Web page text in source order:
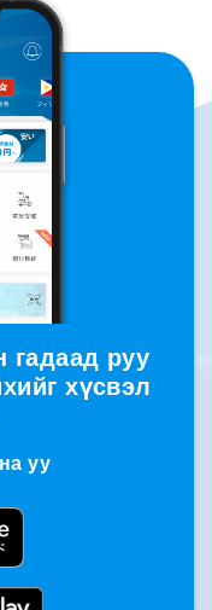
гадаад руу
хүсвэл
уу